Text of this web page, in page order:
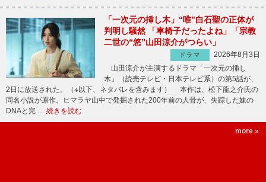
「一次元の挿し木」“唯”白石聖の正体が
判明し騒然 「車椅子だったよね」「宗教
二世の“悠”山田涼介がつらい」
ドラマ
2026年8月3日
山田涼介が主演するドラマ「一次元の挿し
木」（読売テレビ・日本テレビ系）の第5話が、
2日に放送された。（※以下、ネタバレを含みます） 本作は、松下龍之介氏の
同名小説が原作。ヒマラヤ山中で発掘された200年前の人骨が、失踪した妹の
DNAと完 … 続きを読む
more »